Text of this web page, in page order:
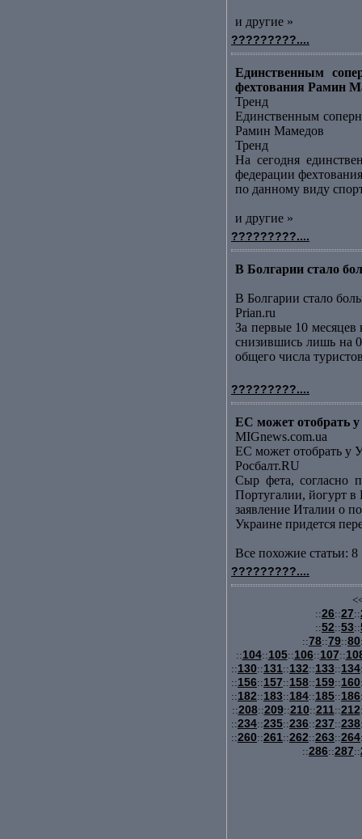
и другие »
?????????....
Единственным
фехтования Рамин
Тренд
Единственным
Рамин Мамедов
Тренд
На сегодня
федерации
по данному виду
и другие »
?????????....
В Болгарии стало
В Болгарии стало
Prian.ru
За первые 10
снизившись лишь на
общего числа
?????????....
ЕС может отобрать
MIGnews.com.ua
ЕС может отобрать у
Росбалт.RU
Сыр фета, согласно
Португалии, йогурт в
заявление Италии о
Украине придется
Все похожие статьи: 8
?????????....
::26::27::
::52::53::
::78::79::80
::104::105::106::107::
::130::131::132::133::134
::156::157::158::159::160
::182::183::184::185::186
::208::209::210::211::212
::234::235::236::237::238
::260::261::262::263::264
::286::287::